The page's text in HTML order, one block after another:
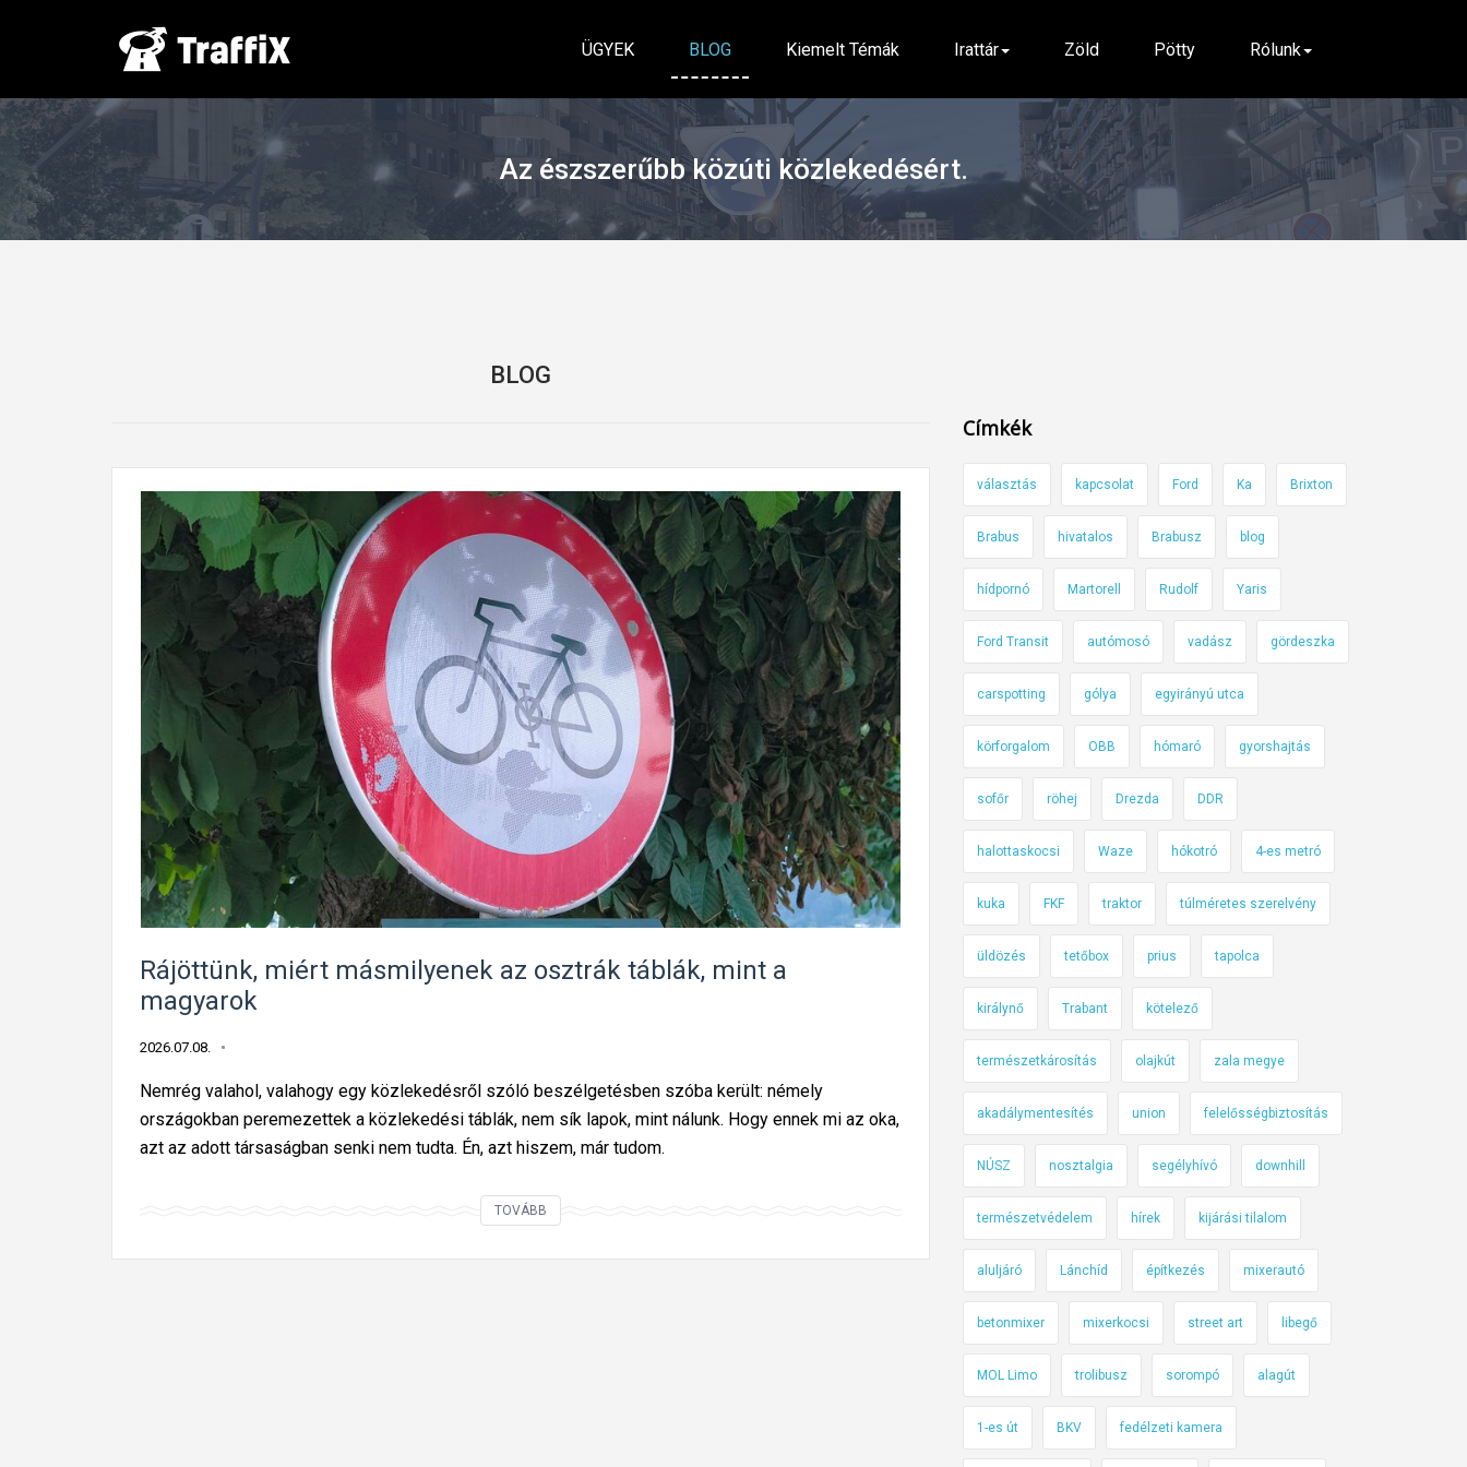
ÜGYEK BLOG Kiemelt Témák Irattár Zöld Pötty Rólunk
Az észszerűbb közúti közlekedésért.
BLOG
Rájöttünk, miért másmilyenek az osztrák táblák, mint a
magyarok
2026.07.08.
Nemrég valahol, valahogy egy közlekedésről szóló beszélgetésben szóba került: némely
országokban peremezettek a közlekedési táblák, nem sík lapok, mint nálunk. Hogy ennek mi az oka,
azt az adott társaságban senki nem tudta. Én, azt hiszem, már tudom.
TOVÁBB
j
Címkék
választás kapcsolat Ford Ka Brixton
Brabus hivatalos Brabusz blog
hídpornó Martorell Rudolf Yaris
Ford Transit autómosó vadász gördeszka
carspotting gólya egyirányú utca
körforgalom OBB hómaró gyorshajtás
sofőr röhej Drezda DDR
halottaskocsi Waze hókotró 4-es metró
kuka FKF traktor túlméretes szerelvény
üldözés tetőbox prius tapolca
királynő Trabant kötelező
természetkárosítás olajkút zala megye
akadálymentesítés union felelősségbiztosítás
NÚSZ nosztalgia segélyhívó downhill
természetvédelem hírek kijárási tilalom
aluljáró Lánchíd építkezés mixerautó
betonmixer mixerkocsi street art libegő
MOL Limo trolibusz sorompó alagút
1-es út BKV fedélzeti kamera